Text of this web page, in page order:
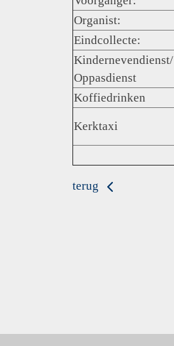
Organist:
Eindcollecte:
Kindernevendienst/
Oppasdienst
Koffiedrinken
Kerktaxi
terug